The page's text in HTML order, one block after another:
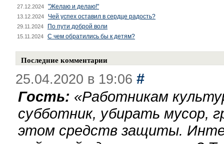
27.12.2024 "Желаю и делаю!"
13.12.2024 Чей успех оставил в сердце радость?
29.11.2024 По пути доброй воли
15.11.2024 С чем обратились бы к детям?
Последние комментарии
25.04.2020 в 19:06 #
Гость: «Работникам
субботник, убирать мусор,
этом средств защиты.